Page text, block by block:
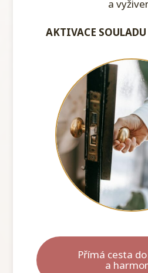
a
AKTIVACE
Přímá cesta
a